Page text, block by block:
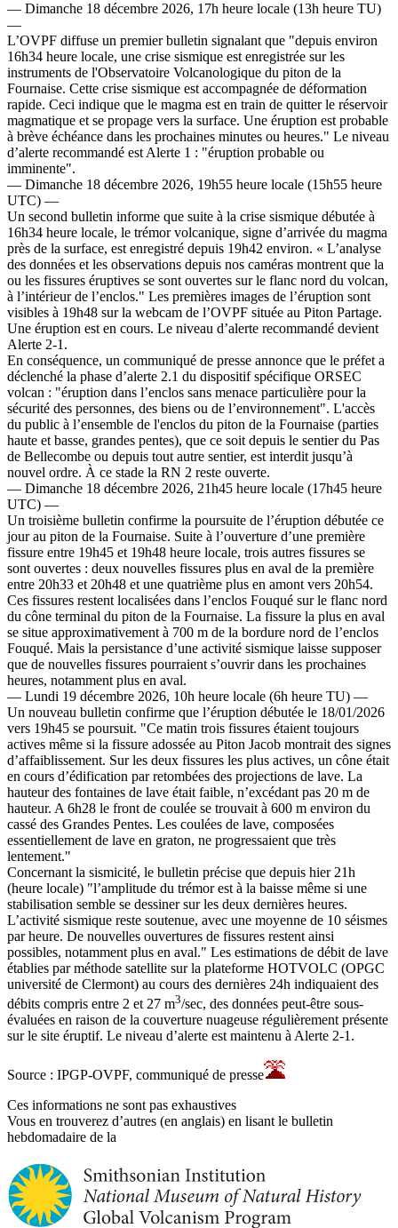
— Dimanche 18 décembre 2026, 17h heure locale (13h heure TU)
—
L’OVPF diffuse un premier bulletin signalant que "depuis environ
16h34 heure locale, une crise sismique est enregistrée sur les
instruments de l'Observatoire Volcanologique du piton de la
Fournaise. Cette crise sismique est accompagnée de déformation
rapide. Ceci indique que le magma est en train de quitter le réservoir
magmatique et se propage vers la surface. Une éruption est probable
à brève échéance dans les prochaines minutes ou heures." Le niveau
d’alerte recommandé est Alerte 1 : "éruption probable ou
imminente".
— Dimanche 18 décembre 2026, 19h55 heure locale (15h55 heure
UTC) —
Un second bulletin informe que suite à la crise sismique débutée à
16h34 heure locale, le trémor volcanique, signe d’arrivée du magma
près de la surface, est enregistré depuis 19h42 environ. « L’analyse
des données et les observations depuis nos caméras montrent que la
ou les fissures éruptives se sont ouvertes sur le flanc nord du volcan,
à l’intérieur de l’enclos." Les premières images de l’éruption sont
visibles à 19h48 sur la webcam de l’OVPF située au Piton Partage.
Une éruption est en cours. Le niveau d’alerte recommandé devient
Alerte 2-1.
En conséquence, un communiqué de presse annonce que le préfet a
déclenché la phase d’alerte 2.1 du dispositif spécifique ORSEC
volcan : "éruption dans l’enclos sans menace particulière pour la
sécurité des personnes, des biens ou de l’environnement". L'accès
du public à l’ensemble de l'enclos du piton de la Fournaise (parties
haute et basse, grandes pentes), que ce soit depuis le sentier du Pas
de Bellecombe ou depuis tout autre sentier, est interdit jusqu’à
nouvel ordre. À ce stade la RN 2 reste ouverte.
— Dimanche 18 décembre 2026, 21h45 heure locale (17h45 heure
UTC) —
Un troisième bulletin confirme la poursuite de l’éruption débutée ce
jour au piton de la Fournaise. Suite à l’ouverture d’une première
fissure entre 19h45 et 19h48 heure locale, trois autres fissures se
sont ouvertes : deux nouvelles fissures plus en aval de la première
entre 20h33 et 20h48 et une quatrième plus en amont vers 20h54.
Ces fissures restent localisées dans l’enclos Fouqué sur le flanc nord
du cône terminal du piton de la Fournaise. La fissure la plus en aval
se situe approximativement à 700 m de la bordure nord de l’enclos
Fouqué. Mais la persistance d’une activité sismique laisse supposer
que de nouvelles fissures pourraient s’ouvrir dans les prochaines
heures, notamment plus en aval.
— Lundi 19 décembre 2026, 10h heure locale (6h heure TU) —
Un nouveau bulletin confirme que l’éruption débutée le 18/01/2026
vers 19h45 se poursuit. "Ce matin trois fissures étaient toujours
actives même si la fissure adossée au Piton Jacob montrait des signes
d’affaiblissement. Sur les deux fissures les plus actives, un cône était
en cours d’édification par retombées des projections de lave. La
hauteur des fontaines de lave était faible, n’excédant pas 20 m de
hauteur. A 6h28 le front de coulée se trouvait à 600 m environ du
cassé des Grandes Pentes. Les coulées de lave, composées
essentiellement de lave en graton, ne progressaient que très
lentement."
Concernant la sismicité, le bulletin précise que depuis hier 21h
(heure locale) "l’amplitude du trémor est à la baisse même si une
stabilisation semble se dessiner sur les deux dernières heures.
L’activité sismique reste soutenue, avec une moyenne de 10 séismes
par heure. De nouvelles ouvertures de fissures restent ainsi
possibles, notamment plus en aval." Les estimations de débit de lave
établies par méthode satellite sur la plateforme HOTVOLC (OPGC
université de Clermont) au cours des dernières 24h indiquaient des
débits compris entre 2 et 27 m3/sec, des données peut-être sous-
évaluées en raison de la couverture nuageuse régulièrement présente
sur le site éruptif. Le niveau d’alerte est maintenu à Alerte 2-1.
Source : IPGP-OVPF, communiqué de presse
Ces informations ne sont pas exhaustives
Vous en trouverez d’autres (en anglais) en lisant le bulletin
hebdomadaire de la